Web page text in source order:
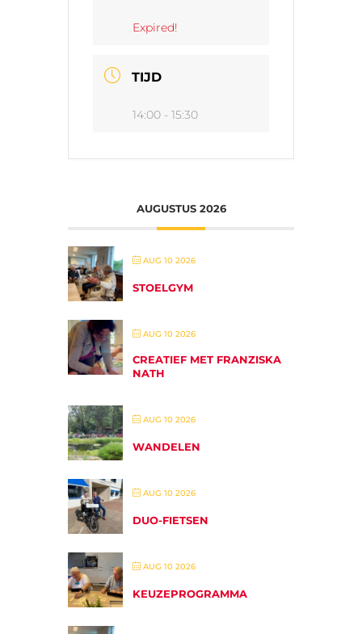
Expired!
TIJD
14:00 - 15:30
AUGUSTUS 2026
AUG 10 2026
STOELGYM
AUG 10 2026
CREATIEF MET FRANZISKA
NATH
AUG 10 2026
WANDELEN
AUG 10 2026
DUO-FIETSEN
AUG 10 2026
KEUZEPROGRAMMA